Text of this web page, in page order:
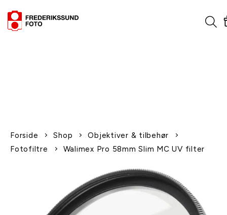
Forside Shop
Objektiver & tilbehør
Fotofiltre
Walimex Pro 58mm Slim MC UV filter